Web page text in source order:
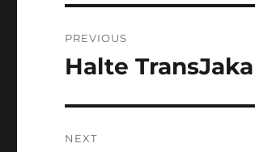
navigation
PREVIOUS
Previous
Halte
NEXT